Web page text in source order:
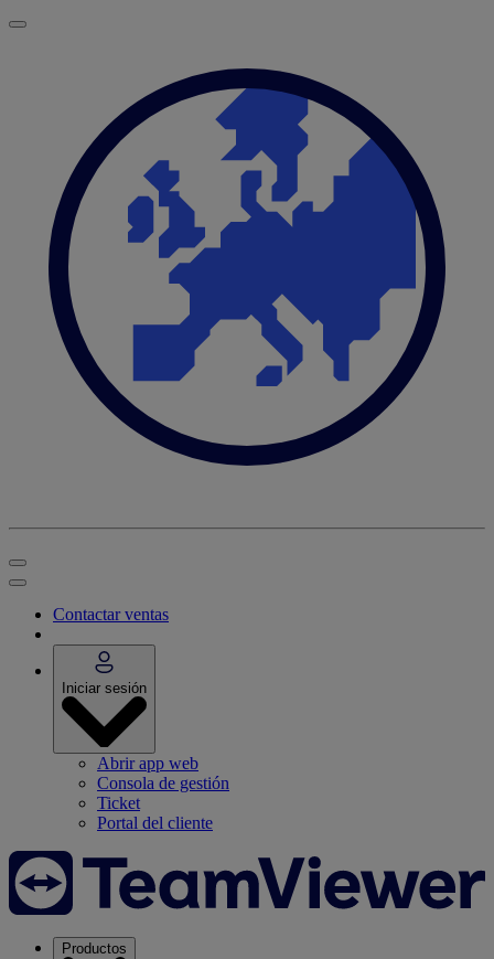
Contactar ventas
Iniciar sesión
Abrir app web
Consola de gestión
Ticket
Portal del cliente
Productos